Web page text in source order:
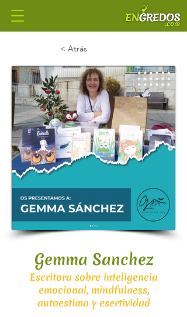
< Atrás
Gemma Sanchez
Escritora sobre inteligencia
emocional, mindfulness,
autoestima y esertividad